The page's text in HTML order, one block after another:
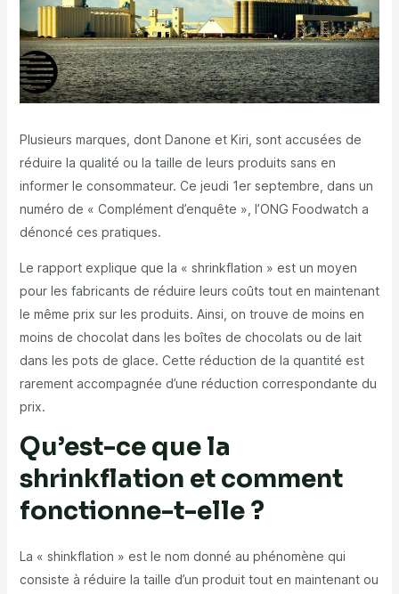
Plusieurs marques, dont Danone et Kiri, sont accusées de
réduire la qualité ou la taille de leurs produits sans en
informer le consommateur. Ce jeudi 1er septembre, dans un
numéro de « Complément d’enquête », l’ONG Foodwatch a
dénoncé ces pratiques.
Le rapport explique que la « shrinkflation » est un moyen
pour les fabricants de réduire leurs coûts tout en maintenant
le même prix sur les produits. Ainsi, on trouve de moins en
moins de chocolat dans les boîtes de chocolats ou de lait
dans les pots de glace. Cette réduction de la quantité est
rarement accompagnée d’une réduction correspondante du
prix.
Qu’est-ce que la
shrinkflation et comment
fonctionne-t-elle ?
La « shinkflation » est le nom donné au phénomène qui
consiste à réduire la taille d’un produit tout en maintenant ou